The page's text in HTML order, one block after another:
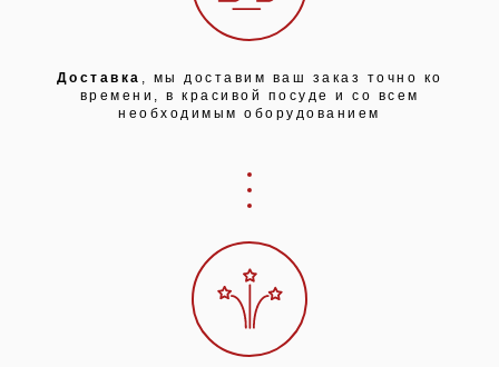
Доставка , мы доставим ваш заказ точно ко
времени, в красивой посуде и со всем
необходимым оборудованием